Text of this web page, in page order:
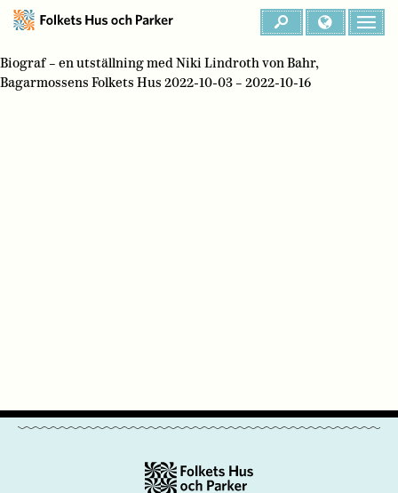
Biograf – en utställning med Niki Lindroth von Bahr,
Bagarmossens Folkets Hus 2022-10-03 – 2022-10-16